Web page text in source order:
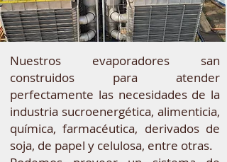
Nuestros evaporadores san
construidos para atender
perfectamente las necesidades de la
industria sucroenergética, alimenticia,
química, farmacéutica, derivados de
soja, de papel y celulosa, entre otras.